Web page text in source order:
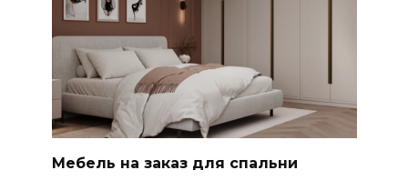
Мебель на заказ для спальни